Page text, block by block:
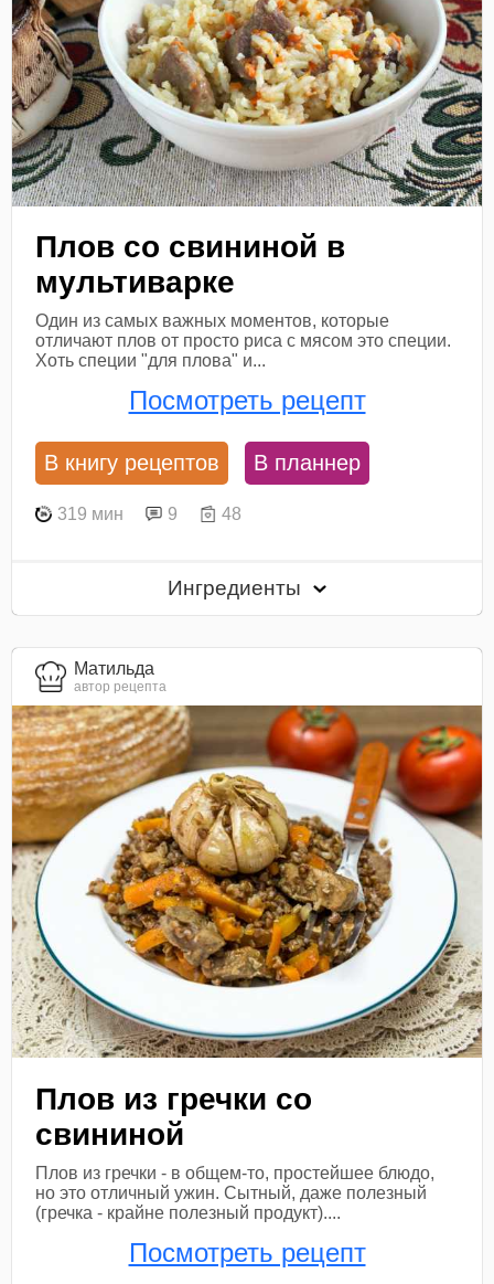
Плов со свининой в
мультиварке
Один из самых важных моментов, которые
отличают плов от просто риса с мясом это специи.
Хоть специи "для плова" и...
Посмотреть рецепт
В книгу рецептов В планнер
319 мин 9 48
Ингредиенты
Матильда
автор рецепта
Плов из гречки со
свининой
Плов из гречки - в общем-то, простейшее блюдо,
но это отличный ужин. Сытный, даже полезный
(гречка - крайне полезный продукт)....
Посмотреть рецепт